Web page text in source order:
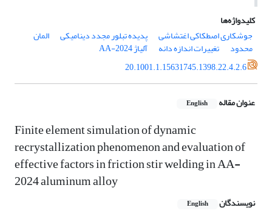
کلیدواژه‌ها
جوشکاری اصطکاکی اغتشاشی
پدیده تبلور مجدد دینامیکی المان
محدود تغییرات اندازه دانه
آلیاژ 2024-AA
20.1001.1.15631745.1398.22.4.2.6
عنوان مقاله English
Finite element simulation of dynamic
recrystallization phenomenon and evaluation of
effective factors in friction stir welding in AA-
2024 aluminum alloy
نویسندگان English